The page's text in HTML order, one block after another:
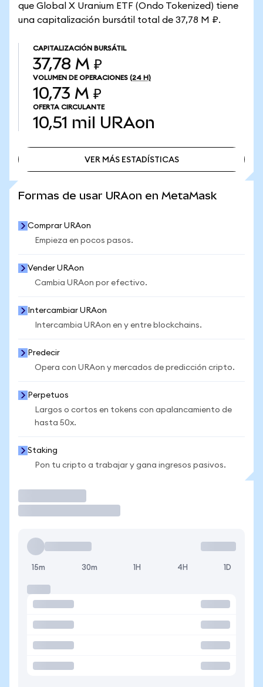
que Global X Uranium ETF (Ondo Tokenized) tiene
una capitalización bursátil total de 37,78 M ₽.
CAPITALIZACIÓN BURSÁTIL
37,78 M ₽
VOLUMEN DE OPERACIONES (24 H)
10,73 M ₽
OFERTA CIRCULANTE
10,51 mil URAon
VER MÁS ESTADÍSTICAS
Formas de usar URAon en MetaMask
Comprar URAon
Empieza en pocos pasos.
Vender URAon
Cambia URAon por efectivo.
Intercambiar URAon
Intercambia URAon en y entre blockchains.
Predecir
Opera con URAon y mercados de predicción cripto.
Perpetuos
Largos o cortos en tokens con apalancamiento de
hasta 50x.
Staking
Pon tu cripto a trabajar y gana ingresos pasivos.
15m 30m 1H 4H 1D